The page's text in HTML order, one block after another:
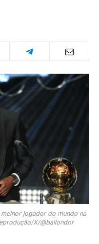
jogador do mundo na
X/@ballondor